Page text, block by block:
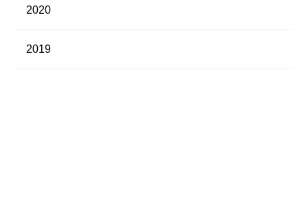
2020
2019